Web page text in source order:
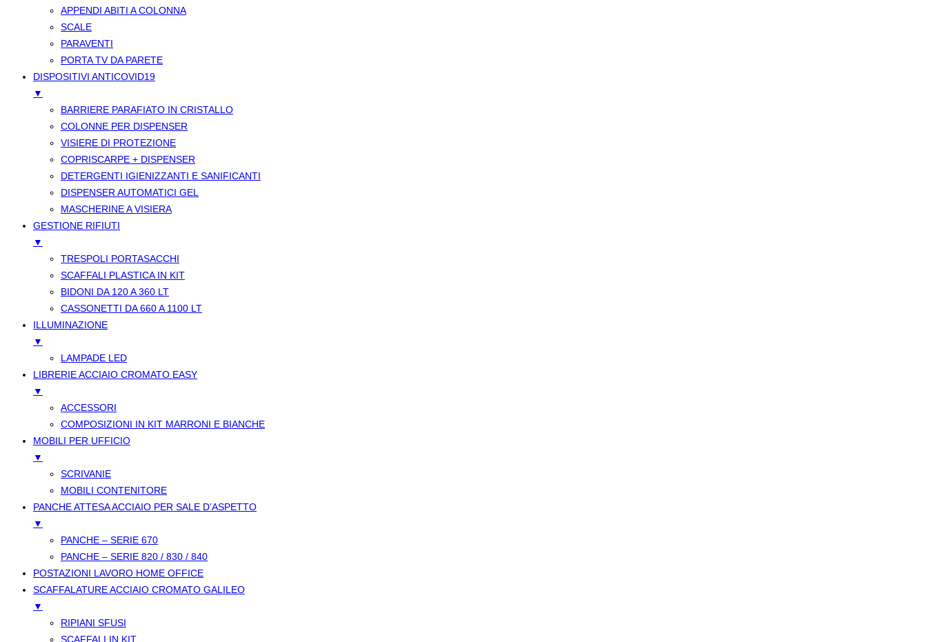
APPENDI ABITI A COLONNA
SCALE
PARAVENTI
PORTA TV DA PARETE
DISPOSITIVI ANTICOVID19
▼
BARRIERE PARAFIATO IN CRISTALLO
COLONNE PER DISPENSER
VISIERE DI PROTEZIONE
COPRISCARPE + DISPENSER
DETERGENTI IGIENIZZANTI E SANIFICANTI
DISPENSER AUTOMATICI GEL
MASCHERINE A VISIERA
GESTIONE RIFIUTI
▼
TRESPOLI PORTASACCHI
SCAFFALI PLASTICA IN KIT
BIDONI DA 120 A 360 LT
CASSONETTI DA 660 A 1100 LT
ILLUMINAZIONE
▼
LAMPADE LED
LIBRERIE ACCIAIO CROMATO EASY
▼
ACCESSORI
COMPOSIZIONI IN KIT MARRONI E BIANCHE
MOBILI PER UFFICIO
▼
SCRIVANIE
MOBILI CONTENITORE
PANCHE ATTESA ACCIAIO PER SALE D’ASPETTO
▼
PANCHE – SERIE 670
PANCHE – SERIE 820 / 830 / 840
POSTAZIONI LAVORO HOME OFFICE
SCAFFALATURE ACCIAIO CROMATO GALILEO
▼
RIPIANI SFUSI
SCAFFALI IN KIT